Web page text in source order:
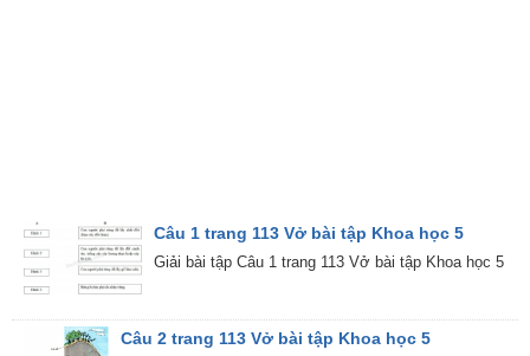
Câu 1 trang 113 Vở bài tập Khoa học 5
Giải bài tập Câu 1 trang 113 Vở bài tập Khoa học 5
Câu 2 trang 113 Vở bài tập Khoa học 5